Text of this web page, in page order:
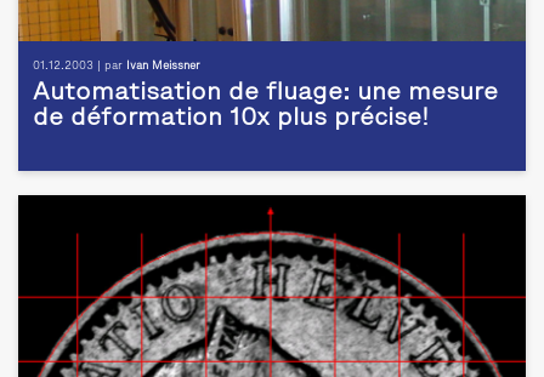
01.12.2003 | par Ivan Meissner
Automatisation de fluage: une mesure
de déformation 10x plus précise!